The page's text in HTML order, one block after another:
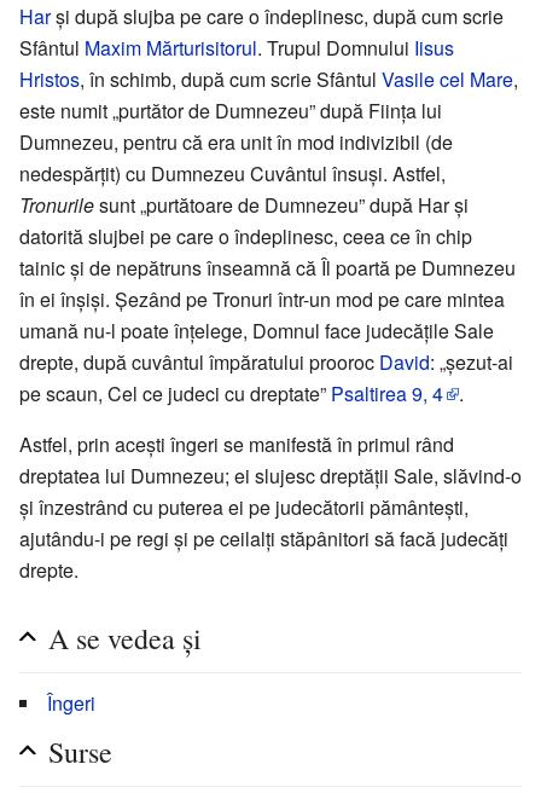
Harși după slujba pe care o îndeplinesc, după cum scrie
Sfântul Maxim Mărturisitorul. Trupul Domnului Iisus
Hristos, în schimb, după cum scrie Sfântul Vasile cel Mare,
este numit „purtător de Dumnezeu” după Ființa lui
Dumnezeu, pentru că era unit în mod indivizibil (de
nedespărțit) cu Dumnezeu Cuvântul însuși. Astfel,
Tronurilesunt „purtătoare de Dumnezeu” după Har și
datorită slujbei pe care o îndeplinesc, ceea ce în chip
tainic și de nepătruns înseamnă că Îl poartă pe Dumnezeu
în ei înșiși. Șezând pe Tronuri într-un mod pe care mintea
umană nu-l poate înțelege, Domnul face judecățile Sale
drepte, după cuvântul împăratului prooroc David: „șezut-ai
pe scaun, Cel ce judeci cu dreptate” Psaltirea9, 4
.
Astfel, prin acești îngeri se manifestă în primul rând
dreptatea lui Dumnezeu; ei slujesc dreptății Sale, slăvind-o
și înzestrând cu puterea ei pe judecătorii pământești,
ajutându-i pe regi și pe ceilalți stăpânitori să facă judecăți
drepte.
A se vedea și
Îngeri
Surse